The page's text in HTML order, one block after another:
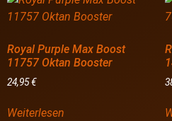
Royal Purple Max Boost
11757 Oktan Booster
24,95€
Weiterlesen